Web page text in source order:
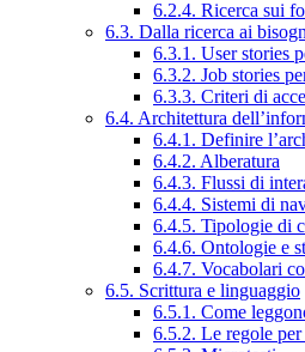
6.2.4. Ricerca sui
6.3. Dalla ricerca ai
6.3.1. User stories
6.3.2. Job stories
6.3.3. Criteri di
6.4. Architettura
6.4.1. Definire
6.4.2. Alberatura
6.4.3. Flussi di
6.4.4. Sistemi di
6.4.5. Tipologie di
6.4.6. Ontologie e
6.4.7. Vocabolari
6.5. Scrittura e linguaggio
6.5.1. Come
6.5.2. Le regole